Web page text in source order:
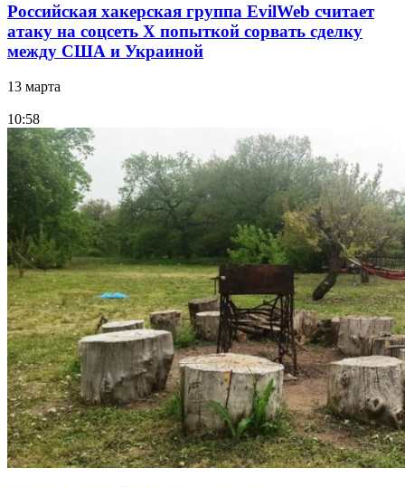
Российская хакерская группа EvilWeb считает
атаку на соцсеть Х попыткой сорвать сделку
между США и Украиной
13 марта
10:58